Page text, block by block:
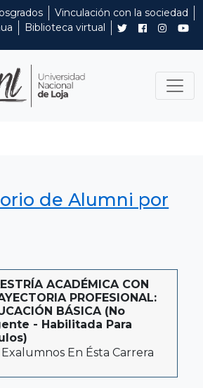
Vinculación con la sociedad
Biblioteca virtual
de Alumni por
ACADÉMICA CON
PROFESIONAL:
BÁSICA (No
- Habilitada Para
Exalumnos En Ésta Carrera